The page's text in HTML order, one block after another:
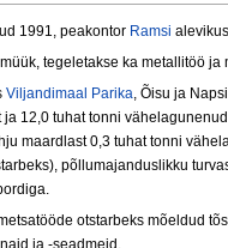
1991, peakontor Ramsi
tegeletakse ka metallitöö ja
Viljandimaal Parika, Õisu ja
12,0 tuhat tonni
maardlast 0,3 tuhat tonni
põllumajanduslikku
otstarbeks mõeldud